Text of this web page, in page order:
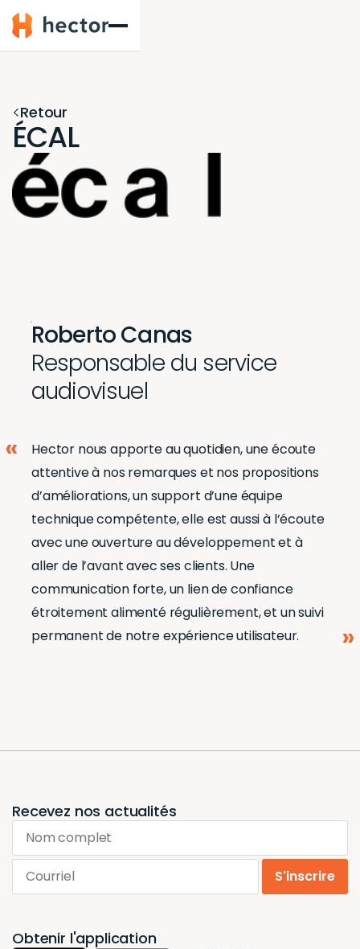
Hector
Retour
ÉCAL
Roberto Canas
Responsable du service
audiovisuel
Hector nous apporte au quotidien, une écoute
attentive à nos remarques et nos propositions
d’améliorations, un support d’une équipe
technique compétente, elle est aussi à l’écoute
avec une ouverture au développement et à
aller de l’avant avec ses clients. Une
communication forte, un lien de confiance
étroitement alimenté régulièrement, et un suivi
permanent de notre expérience utilisateur.
Recevez nos actualités
Nom complet
Courriel
S'inscrire
Obtenir l'application